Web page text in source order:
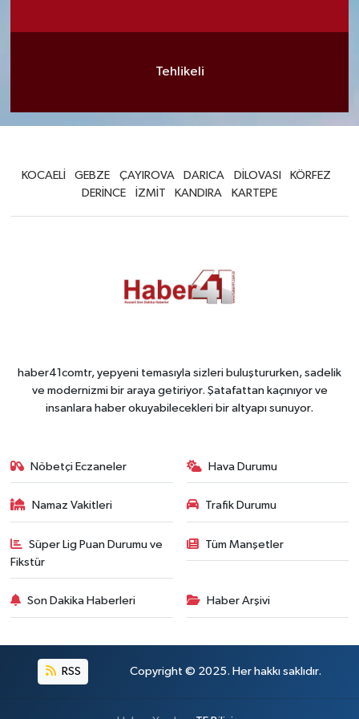
Tehlikeli
KOCAELİ GEBZE ÇAYIROVA DARICA DİLOVASI
KÖRFEZ
DERİNCE
İZMİT KANDIRA KARTEPE
haber41comtr, yepyeni temasıyla sizleri buluştururken, sadelik
ve modernizmi bir araya getiriyor. Şatafattan kaçınıyor ve
insanlara haber okuyabilecekleri bir altyapı sunuyor.
Nöbetçi Eczaneler Hava Durumu
Namaz Vakitleri Trafik Durumu
Süper Lig Puan Durumu ve
Fikstür
Tüm Manşetler
Son Dakika Haberleri Haber Arşivi
RSS Copyright © 2025. Her hakkı saklıdır.